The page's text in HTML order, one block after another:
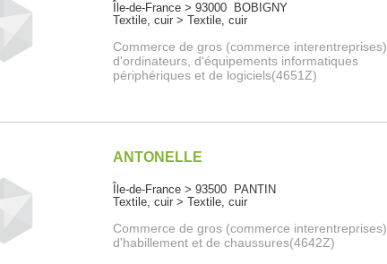
Île-de-France > 93000 BOBIGNY
Textile, cuir > Textile, cuir
Commerce de gros (commerce interentreprises)
d'ordinateurs, d'équipements informatiques
périphériques et de logiciels(4651Z)
ANTONELLE
Île-de-France > 93500 PANTIN
Textile, cuir > Textile, cuir
Commerce de gros (commerce interentreprises)
d'habillement et de chaussures(4642Z)